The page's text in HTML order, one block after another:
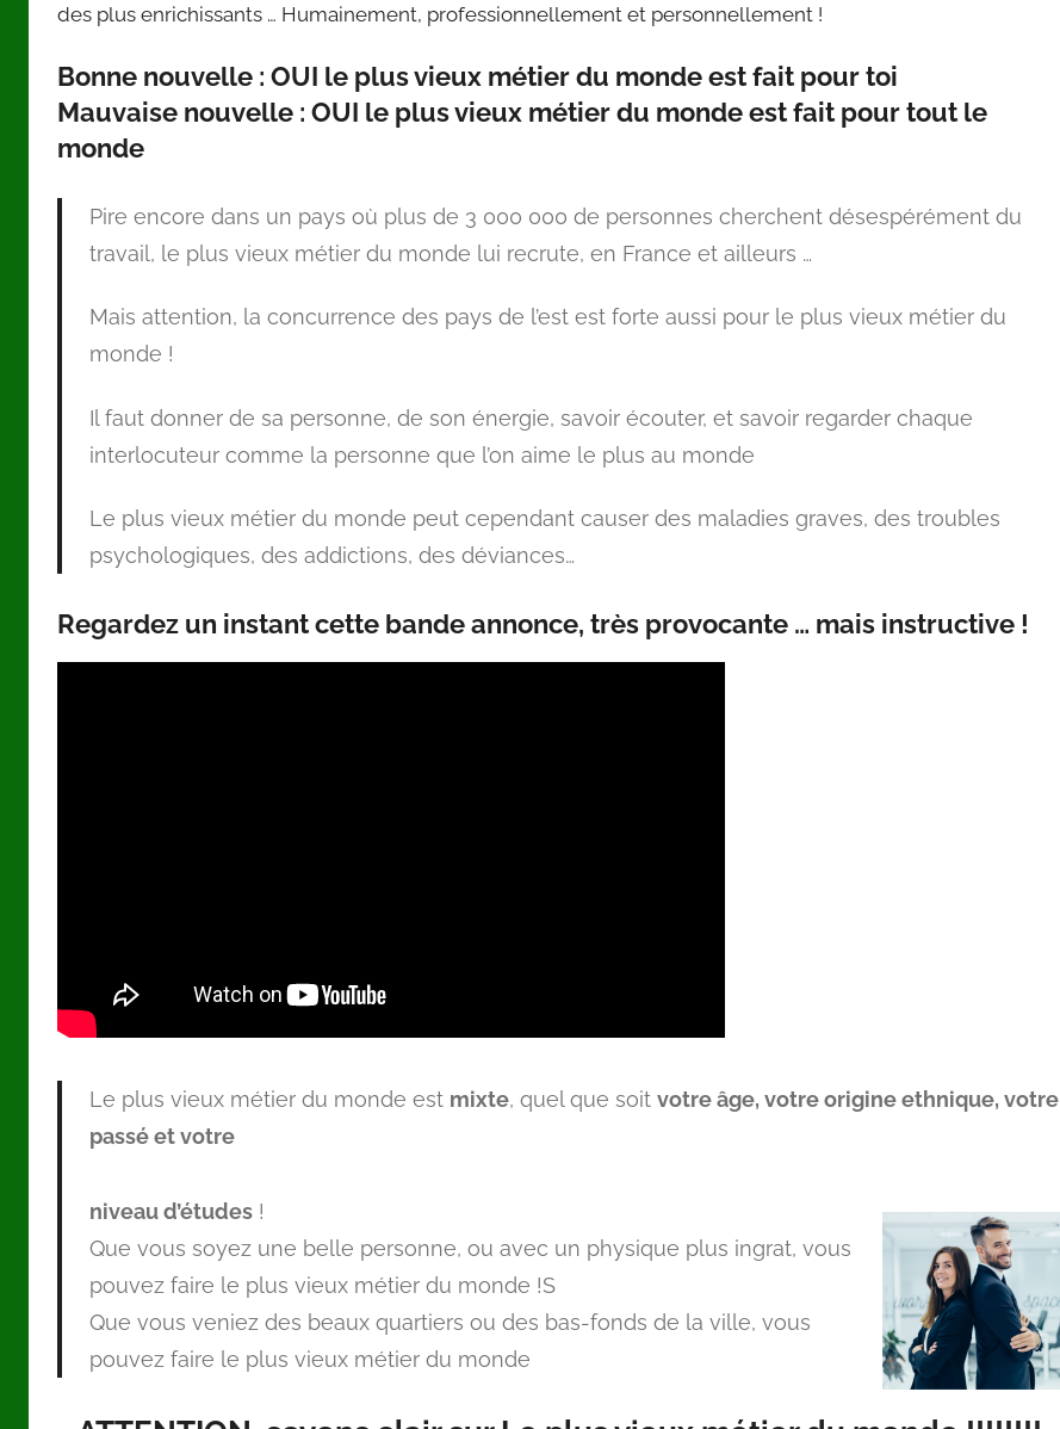
des plus enrichissants … Humainement, professionnellement et personnellement !
Bonne nouvelle : OUI le plus vieux métier du monde est fait pour toi
Mauvaise nouvelle : OUI le plus vieux métier du monde est fait pour tout le
monde
Pire encore dans un pays où plus de 3 000 000 de personnes cherchent désespérément du
travail, le plus vieux métier du monde lui recrute, en France et ailleurs …
Mais attention, la concurrence des pays de l’est est forte aussi pour le plus vieux métier du
monde !
Il faut donner de sa personne, de son énergie, savoir écouter, et savoir regarder chaque
interlocuteur comme la personne que l’on aime le plus au monde
Le plus vieux métier du monde peut cependant causer des maladies graves, des troubles
psychologiques, des addictions, des déviances…
Regardez un instant cette bande annonce, très provocante … mais instructive !
Le plus vieux métier du monde est mixte, quel que soit votre âge, votre origine ethnique, votre
passé et votre
niveau d’études!
Que vous soyez une belle personne, ou avec un physique plus ingrat, vous
pouvez faire le plus vieux métier du monde !S
Que vous veniez des beaux quartiers ou des bas-fonds de la ville, vous
pouvez faire le plus vieux métier du monde